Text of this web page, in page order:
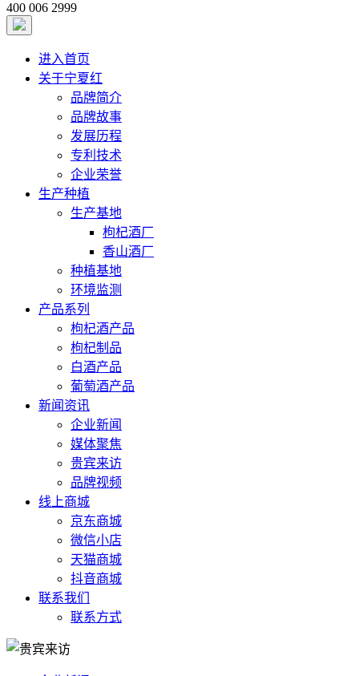
400 006 2999
进入首页
关于宁夏红
品牌简介
品牌故事
发展历程
专利技术
企业荣誉
生产种植
生产基地
枸杞酒厂
香山酒厂
种植基地
环境监测
产品系列
枸杞酒产品
枸杞制品
白酒产品
葡萄酒产品
新闻资讯
企业新闻
媒体聚焦
贵宾来访
品牌视频
线上商城
京东商城
微信小店
天猫商城
抖音商城
联系我们
联系方式